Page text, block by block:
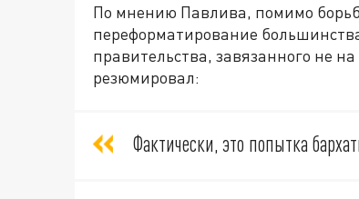
По мнению Павлива, помимо
переформатирование
правительства, завязанного не
резюмировал:
Фактически, это попытка